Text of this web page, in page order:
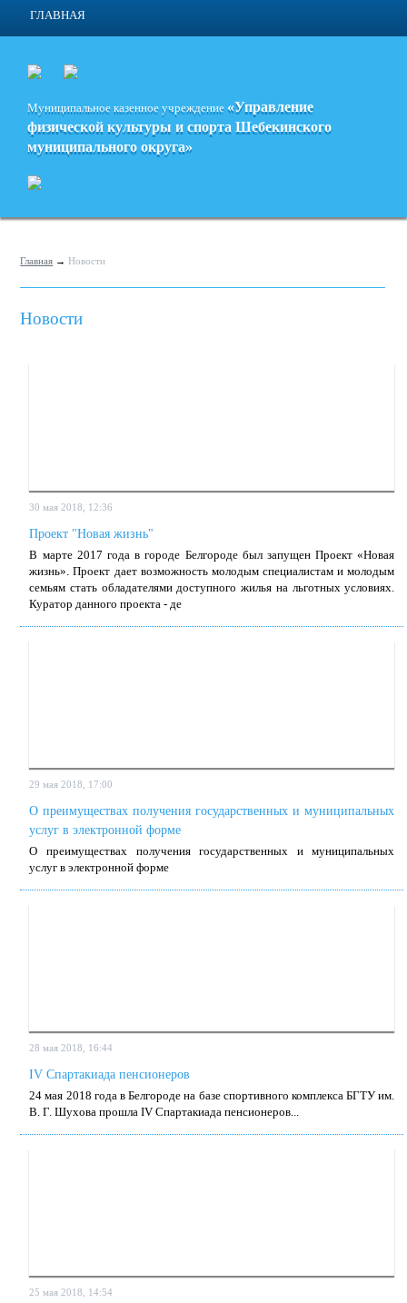
ГЛАВНАЯ
Муниципальное казенное учреждение «Управление
физической культуры и спорта Шебекинского
муниципального округа»
Главная → Новости
Новости
30 мая 2018, 12:36
Проект "Новая жизнь"
В мар­те 2017 го­да в го­ро­де Бел­го­ро­де был за­пу­щен Про­ект «Но­вая
жизнь». Про­ект да­ет воз­мож­ность мо­ло­дым спе­ци­а­ли­стам и мо­ло­дым
се­мьям стать об­ла­да­те­ля­ми до­ступ­но­го жи­лья на льгот­ных усло­ви­ях.
Ку­ра­тор дан­но­го про­ек­та - де
29 мая 2018, 17:00
О пре­иму­ще­ствах по­лу­че­ния го­су­дар­ствен­ных и му­ни­ци­паль­ных
услуг в элек­трон­ной фор­ме
О пре­иму­ще­ствах по­лу­че­ния го­су­дар­ствен­ных и му­ни­ци­паль­ных
услуг в элек­трон­ной фор­ме
28 мая 2018, 16:44
IV Спартакиада пенсионеров
24 мая 2018 го­да в Бел­го­ро­де на ба­зе спор­тив­но­го ком­плек­са БГТУ им.
В. Г. Шу­хо­ва про­шла IV Спар­та­ки­а­да пен­си­о­не­ров...
25 мая 2018, 14:54